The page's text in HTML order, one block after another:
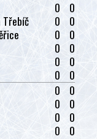
0
0
Třebíč 0
0
0
0
0
0
0
0
0
0
0
0
0
0
0
0
0 0